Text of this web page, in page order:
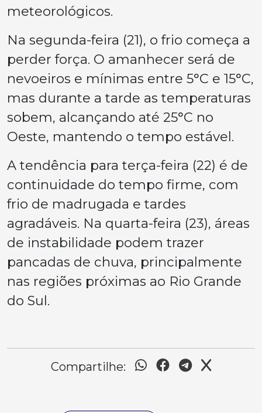
meteorológicos.
Na segunda-feira (21), o frio começa a
perder força. O amanhecer será de
nevoeiros e mínimas entre 5°C e 15°C,
mas durante a tarde as temperaturas
sobem, alcançando até 25°C no
Oeste, mantendo o tempo estável.
A tendência para terça-feira (22) é de
continuidade do tempo firme, com
frio de madrugada e tardes
agradáveis. Na quarta-feira (23), áreas
de instabilidade podem trazer
pancadas de chuva, principalmente
nas regiões próximas ao Rio Grande
do Sul.
Compartilhe: